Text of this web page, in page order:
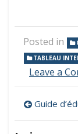
Posted in
TABLEAU
Leave a
de
Guide d’éducation aux médias